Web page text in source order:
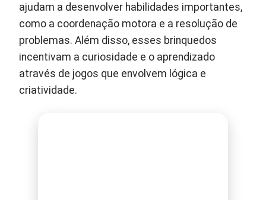
ajudam a desenvolver habilidades importantes,
como a coordenação motora e a resolução de
problemas. Além disso, esses brinquedos
incentivam a curiosidade e o aprendizado
através de jogos que envolvem lógica e
criatividade.